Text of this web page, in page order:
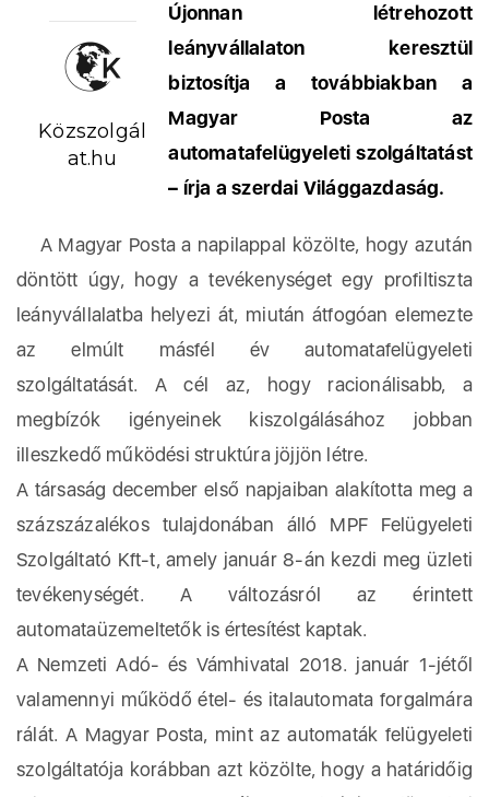
Közszolgál
at.hu
Újonnan létrehozott
leányvállalaton keresztül
biztosítja a továbbiakban a
Magyar Posta az
automatafelügyeleti szolgáltatást
– írja a szerdai Világgazdaság.
A Magyar Posta a napilappal közölte, hogy azután
döntött úgy, hogy a tevékenységet egy profiltiszta
leányvállalatba helyezi át, miután átfogóan elemezte
az elmúlt másfél év automatafelügyeleti
szolgáltatását. A cél az, hogy racionálisabb, a
megbízók igényeinek kiszolgálásához jobban
illeszkedő működési struktúra jöjjön létre.
A társaság december első napjaiban alakította meg a
százszázalékos tulajdonában álló MPF Felügyeleti
Szolgáltató Kft-t, amely január 8-án kezdi meg üzleti
tevékenységét. A változásról az érintett
automataüzemeltetők is értesítést kaptak.
A Nemzeti Adó- és Vámhivatal 2018. január 1-jétől
valamennyi működő étel- és italautomata forgalmára
rálát. A Magyar Posta, mint az automaták felügyeleti
szolgáltatója korábban azt közölte, hogy a határidőig